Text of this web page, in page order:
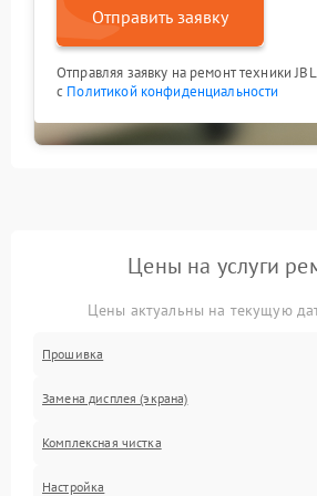
Отправить заявку
Отправляя заявку на ремонт техники
с Политикой конфиденциальности
Цены на услуги
Цены актуальны на текущую
Прошивка
Замена дисплея (экрана)
Комплексная чистка
Настройка